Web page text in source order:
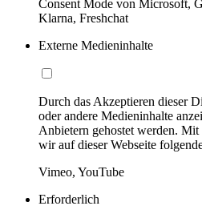
Consent Mode von Microsoft,
Klarna, Freshchat
Externe Medieninhalte
Durch das Akzeptieren dieser
oder andere Medieninhalte
Anbietern gehostet werden.
wir auf dieser Webseite
Vimeo, YouTube
Erforderlich